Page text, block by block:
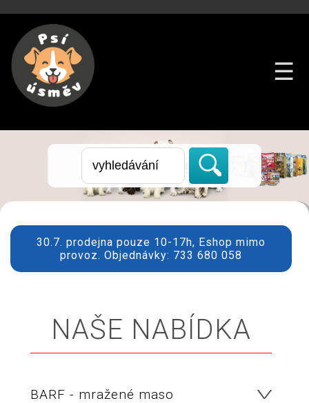
☰
30.7. prodejna pouze 10-17h, Eshop mimo
provoz. Objednávky: 733 680 058
NAŠE NABÍDKA
BARF - mražené maso